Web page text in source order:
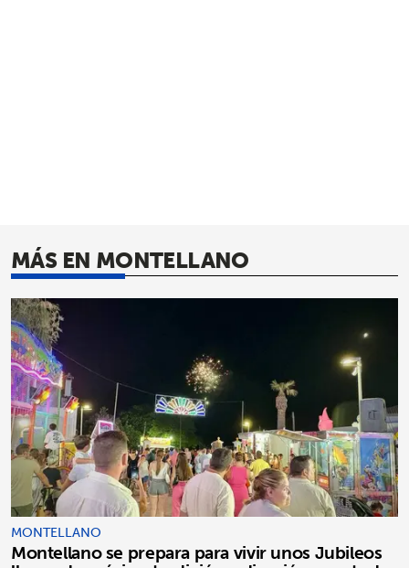
MÁS EN MONTELLANO
MONTELLANO
Montellano se prepara para vivir unos Jubileos